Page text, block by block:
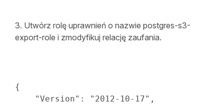
3. Utwórz rolę uprawnień o nazwie postgres-s3-
export-role i zmodyfikuj relację zaufania.
{
"Version" : "2012-10-17" ,